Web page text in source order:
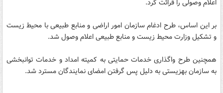
اعلام وصولی را قرائت کرد.
بر این اساس، طرح ادغام سازمان امور اراضی و منابع طبیعی با محیط زیست
و تشکیل وزارت محیط زیست و منابع طبیعی اعلام وصول شد.
همچنین طرح واگذاری خدمات حمایتی به کمیته امداد و خدمات توانبخشی
به سازمان بهزیستی به دلیل پس گرفتن امضای نمایندگان مسترد شد.